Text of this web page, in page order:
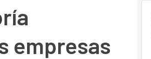
empresas